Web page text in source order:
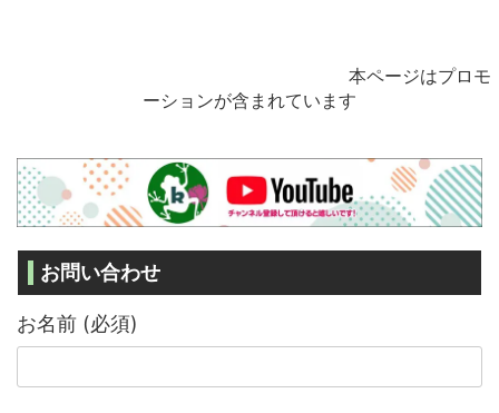
本ページはプロモ
ーションが含まれています
お問い合わせ
お名前 (必須)